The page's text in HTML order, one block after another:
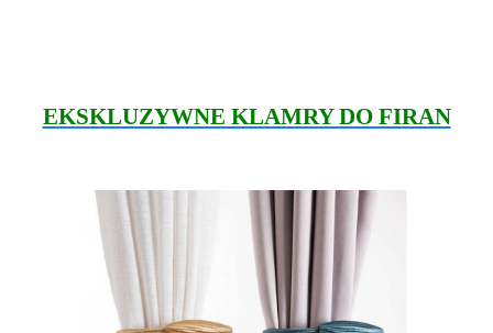
EKSKLUZYWNE KLAMRY DO FIRAN